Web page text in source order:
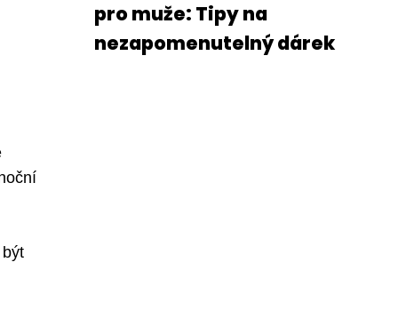
pro muže: Tipy na
nezapomenutelný dárek